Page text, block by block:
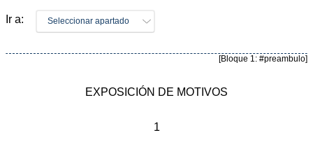
Ir a: Seleccionar apartado
[Bloque 1: #preambulo]
EXPOSICIÓN DE MOTIVOS
1